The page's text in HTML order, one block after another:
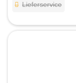
Lieferservice